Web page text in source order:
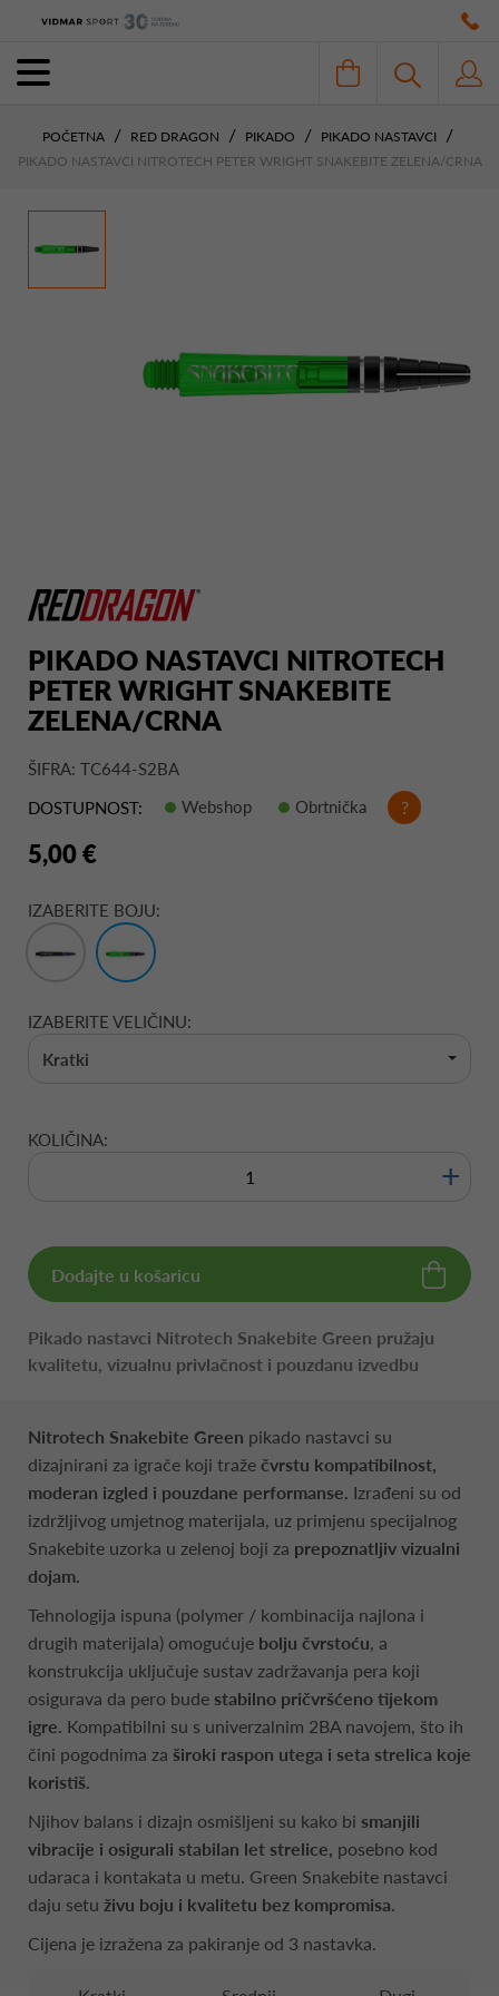
POČETNA RED DRAGON PIKADO
PIKADO NASTAVCI
PIKADO NASTAVCI NITROTECH PETER WRIGHT SNAKEBITE ZELENA/CRNA
PIKADO NASTAVCI NITROTECH
PETER WRIGHT SNAKEBITE
ZELENA/CRNA
ŠIFRA: TC644-S2BA
DOSTUPNOST:
Webshop Obrtnička ?
5,00 €
IZABERITE BOJU:
IZABERITE VELIČINU:
Kratki
KOLIČINA:
+
Dodajte u košaricu
Pikado nastavci Nitrotech Snakebite Green pružaju
kvalitetu, vizualnu privlačnost i pouzdanu izvedbu
Nitrotech Snakebite Green pikado nastavci su
dizajnirani za igrače koji traže čvrstu kompatibilnost,
moderan izgled i pouzdane performanse. Izrađeni su od
izdržljivog umjetnog materijala, uz primjenu specijalnog
Snakebite uzorka u zelenoj boji za prepoznatljiv vizualni
dojam.
Tehnologija ispuna (polymer / kombinacija najlona i
drugih materijala) omogućuje bolju čvrstoću, a
konstrukcija uključuje sustav zadržavanja pera koji
osigurava da pero bude stabilno pričvršćeno tijekom
igre. Kompatibilni su s univerzalnim 2BA navojem, što ih
čini pogodnima za široki raspon utega i seta strelica koje
koristiš.
Njihov balans i dizajn osmišljeni su kako bi smanjili
vibracije i osigurali stabilan let strelice, posebno kod
udaraca i kontakata u metu. Green Snakebite nastavci
daju setu živu boju i kvalitetu bez kompromisa.
Cijena je izražena za pakiranje od 3 nastavka.